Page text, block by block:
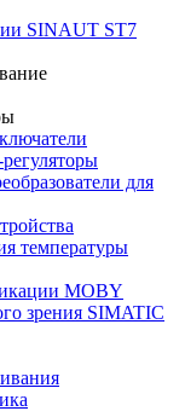
SINAUT ST7
для
температуры
MOBY
зрения SIMATIC